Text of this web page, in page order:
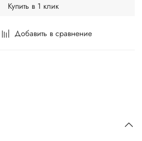
Добавить в сравнение
Купить в 1 клик